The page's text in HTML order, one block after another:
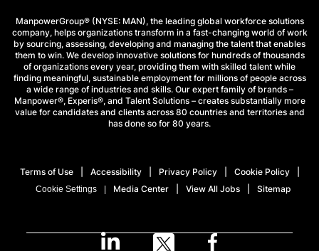
ManpowerGroup® (NYSE: MAN), the leading global workforce solutions
company, helps organizations transform in a fast-changing world of work
by sourcing, assessing, developing and managing the talent that enables
them to win. We develop innovative solutions for hundreds of thousands
of organizations every year, providing them with skilled talent while
finding meaningful, sustainable employment for millions of people across
a wide range of industries and skills. Our expert family of brands –
Manpower®, Experis®, and Talent Solutions – creates substantially more
value for candidates and clients across 80 countries and territories and
has done so for 80 years.
Terms of Use Accessibility Privacy Policy Cookie Policy
Cookie Settings Media Center View All Jobs Sitemap